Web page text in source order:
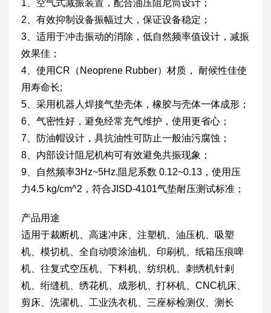
1、空气式减振装置，配合油压阻尼筒设计；
2、有效抑制设备振幅过大，保证设备稳定；
3、适用于冲击振动的消除，低自然频率值设计，减振
效果佳；
4、使用CR（Neoprene Rubber）材质， 耐候性佳使
用寿命长;
5、采用机器人焊接气垫壳体，橡胶与壳体一体成形；
6、气密性好，避免经常充气维护，使用更省心；
7、防油帽设计，具抗油性可防止一般油污腐蚀；
8、内部设计阻尼机构可有效避免共振现象；
9、自然频率3Hz~5Hz.阻尼系数 0.12~0.13，使用压
力4.5 kg/cm^2，符合JISD-4101气垫耐压测试标准；
产品用途
适用于裁断机、高速冲床、注塑机、油压机、吸塑
机、模切机、全自动喷涂油机、印刷机、纸箱压痕啤
机、往复式空压机、下料机、纺织机、刺绣机针剌
机、绗缝机、绣花机、成形机、打杯机、CNC机床、
剪床、洗濯机、工业洗衣机、三座标检测仪、测长